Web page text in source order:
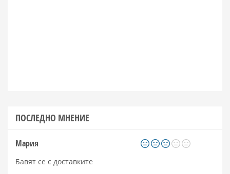
ПОСЛЕДНО МНЕНИЕ
Мария
Бавят се с доставките